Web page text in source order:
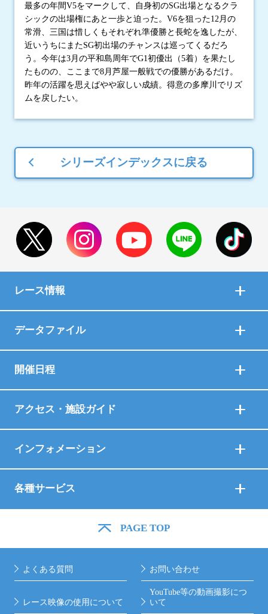
最多の年間V5をマークして、自身初のSG出場となるクラ
シックの出場権にあと一歩と迫った。V6を狙った12月の
常滑、三国は惜しくもそれぞれ準優勝と長蛇を逸したが、
近いうちにまたSG初出場のチャンスは巡ってくるだろ
う。今年は3月の平和島周年でG1初優出（5着）を果たし
たものの、ここまで8月芦屋一般戦での優勝があるだけ。
昨年の活躍を思えばやや寂しい成績。得意の多摩川でリズ
ムを戻したい。
シリーズインデックスに戻る
レース情報
データファイル
開催日程
アクセス・施設ガイド
インフォメーション
各種サービス
PAGE TOP
よくある質問 お問い合わせ
レース映像の使用について
YouTube等の動画撮影につ
いて